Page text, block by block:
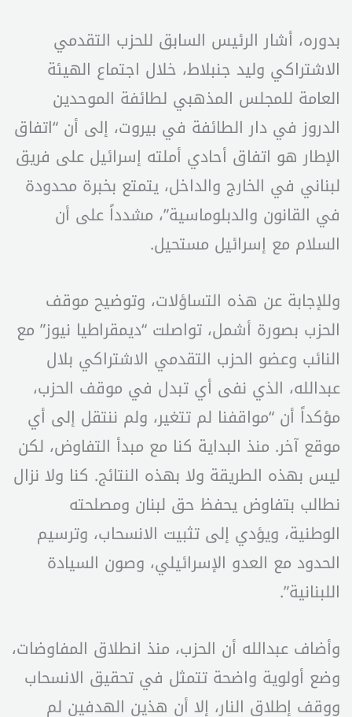
بدوره، أشار الرئيس السابق للحزب التقدمي
الاشتراكي وليد جنبلاط، خلال اجتماع الهيئة
العامة للمجلس المذهبي لطائفة الموحدين
الدروز في دار الطائفة في بيروت، إلى أن “اتفاق
الإطار هو اتفاق أحادي أملته إسرائيل على فريق
لبناني في الخارج والداخل، يتمتع بخبرة محدودة
في القانون والدبلوماسية”، مشدداً على أن
السلام مع إسرائيل مستحيل.
وللإجابة عن هذه التساؤلات، وتوضيح موقف
الحزب بصورة أشمل، تواصلت “ديمقراطيا نيوز” مع
النائب وعضو الحزب التقدمي الاشتراكي بلال
عبدالله، الذي نفى أي تبدل في موقف الحزب،
مؤكداً أن “مواقفنا لم تتغير، ولم ننتقل إلى أي
موقع آخر. منذ البداية كنا مع مبدأ التفاوض، لكن
ليس بهذه الطريقة ولا بهذه النتائج. كنا ولا نزال
نطالب بتفاوض يحفظ حق لبنان ومصلحته
الوطنية، ويؤدي إلى تثبيت الانسحاب، وترسيم
الحدود مع العدو الإسرائيلي، وصون السيادة
اللبنانية”.
وأضاف عبدالله أن الحزب، منذ انطلاق المفاوضات،
وضع أولوية واضحة تتمثل في تحقيق الانسحاب
ووقف إطلاق النار، إلا أن هذين الهدفين لم